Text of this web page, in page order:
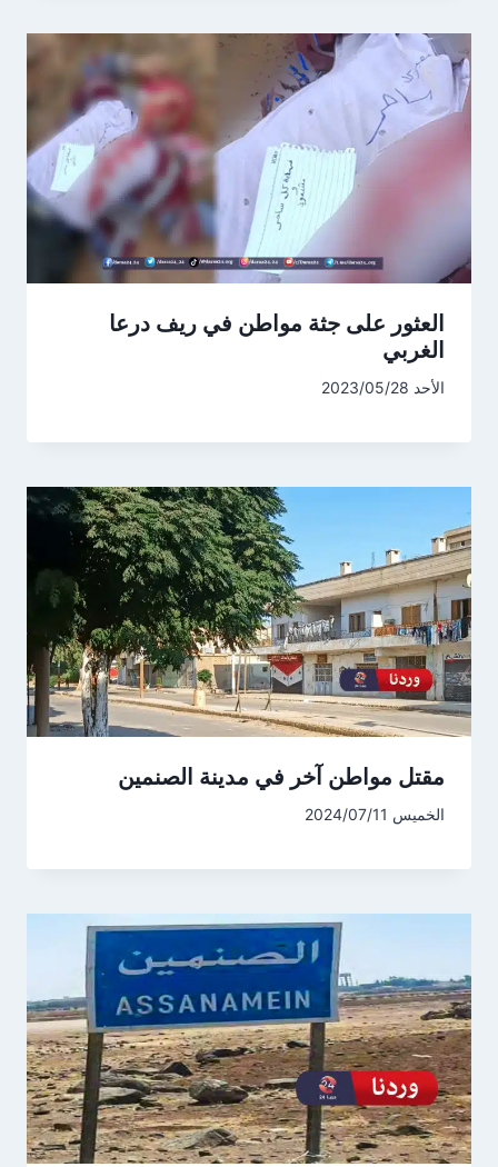
العثور على جثة مواطن في ريف درعا
الغربي
الأحد 2023/05/28
مقتل مواطن آخر في مدينة الصنمين
الخميس 2024/07/11